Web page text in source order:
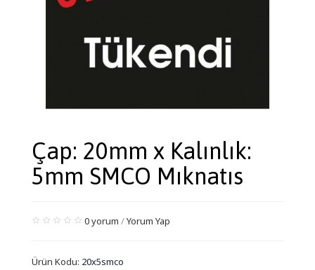
Çap: 20mm x Kalınlık:
5mm SMCO Mıknatıs
0 yorum /Yorum Yap
Ürün Kodu: 20x5smco